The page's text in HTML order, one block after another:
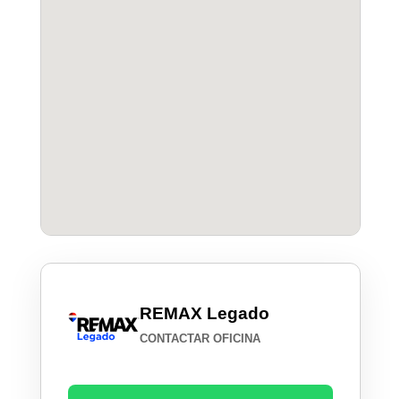
REMAX Legado
CONTACTAR OFICINA